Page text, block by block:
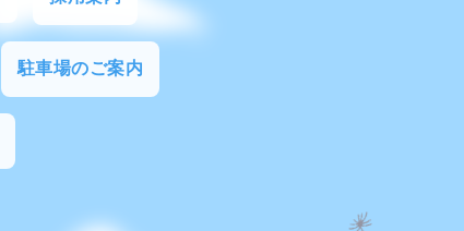
駐車場のご案内